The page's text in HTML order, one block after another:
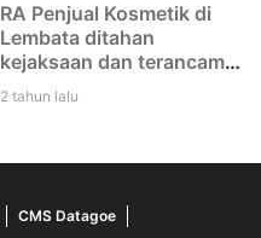
RA Penjual Kosmetik di
Lembata ditahan
kejaksaan dan terancam
12 tahun penjara
2 tahun lalu
CMS Datagoe